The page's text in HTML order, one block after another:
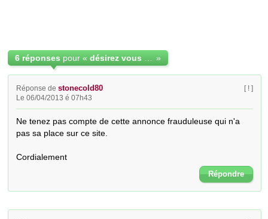
6 réponses pour « »
Réponse destonecold80
Le 06/04/2013 é 07h43
[ ! ]
Ne tenez pas compte de cette annonce frauduleuse qui n'a
pas sa place sur ce site.
Cordialement
Répondre